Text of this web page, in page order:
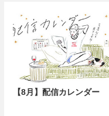
【8月】配信カレンダー